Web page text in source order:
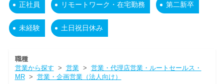
正社員 リモートワーク・在宅勤務 第二新卒
未経験 土日祝日休み
職種
営業から探す > 営業> 営業・代理店営業・ルートセールス・
MR> 営業・企画営業（法人向け）